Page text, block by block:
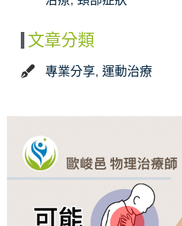
文章分類
專業分享, 運動治療